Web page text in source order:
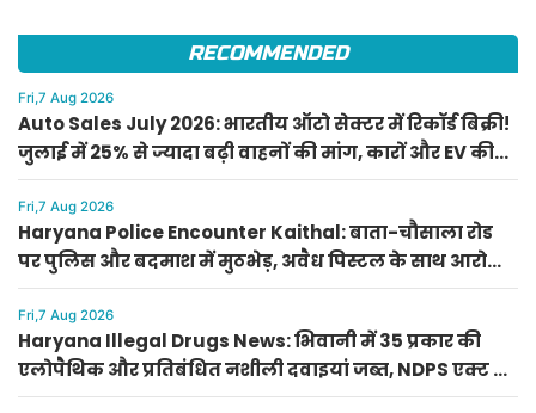
RECOMMENDED
Fri,7 Aug 2026
Auto Sales July 2026: भारतीय ऑटो सेक्टर में रिकॉर्ड बिक्री!
जुलाई में 25% से ज्यादा बढ़ी वाहनों की मांग, कारों और EV की
भारी सेल
Fri,7 Aug 2026
Haryana Police Encounter Kaithal: बाता-चौसाला रोड
पर पुलिस और बदमाश में मुठभेड़, अवैध पिस्टल के साथ आरोपी
गिरफ्तार
Fri,7 Aug 2026
Haryana Illegal Drugs News: भिवानी में 35 प्रकार की
एलोपैथिक और प्रतिबंधित नशीली दवाइयां जब्त, NDPS एक्ट में
FIR दर्ज